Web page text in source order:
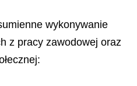
wykonywanie
z pracy zawodowej oraz